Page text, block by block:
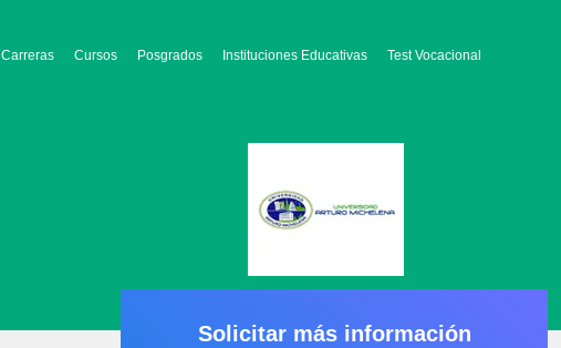
Carreras Cursos Posgrados Instituciones Educativas Test Vocacional
Solicitar más información